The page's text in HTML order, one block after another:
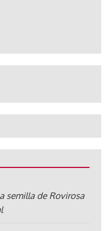
semilla de Rovirosa